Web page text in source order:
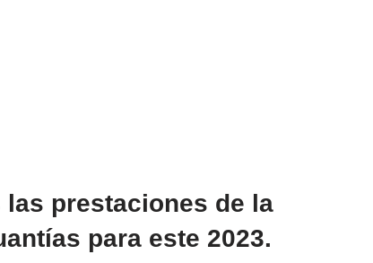
prestaciones de la
para este 2023.